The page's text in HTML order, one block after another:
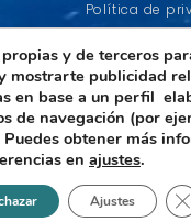
Política de
contratación
Condiciones
Política de
Más
Cookies
y de terceros
mostrarte publicidad
en base a un perfil
de navegación (por
obtener más
en ajustes.
Ajustes